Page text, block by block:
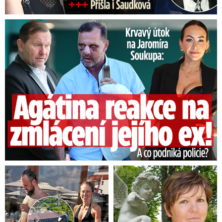
hnutí vyhraje volby, tak muslimy namele do
masokostní moučky“.„Pak se našlo docela
dost takzvaných obyčejných lidí, kteří
takovému výroku tleskali,“
varoval kriminalista
Chovanec. „Pro mě osobně je právě tohle ten
okamžik, kdy většinová společnost začne mít
tendenci takovéto myšlenky podporovat nebo
alespoň tolerovat, tak takový okamžik já vnímám
jako určitý bod zlomu,“ uvedl David Chovanec.
Extremisté podle něj nabízejí i v Česku ve valné
většině razantní, ale jednoduchá řešení, která
řešeními nejsou.„Síla extremistů vychází z
lidské nevědomosti,“dodal. Zatímco v
Útok na Jaromíra Soukupa: Reakce Agáty na zmlácení jejího ex